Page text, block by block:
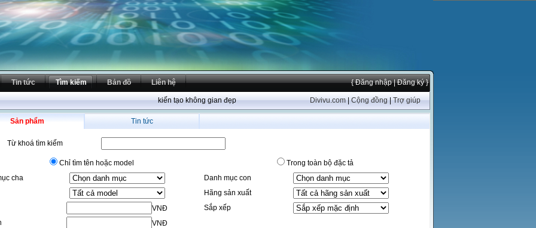
Tin tức Tìm kiếm Bản đồ Liên hệ { Đăng nhập| Đăng ký }
Divivu.com|Cộng đồng|Trợ giúp
kiến tạo không gian đẹp
Sản phẩm Tin tức
Từ khoá tìm kiếm
Chỉ tìm tên hoặc model
Trong toàn bộ đặc tả
cha
Danh mục con
Hãng sản xuất
VNĐ
Sắp xếp
VNĐ